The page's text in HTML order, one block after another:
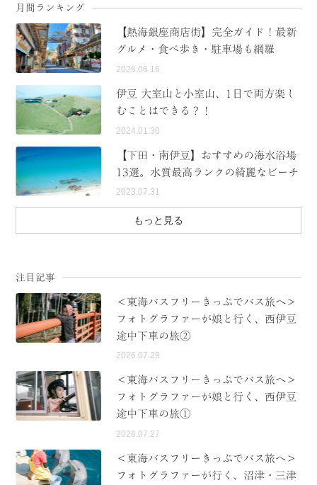
月間ランキング
【熱海銀座商店街】完全ガイド！最新
グルメ・食べ歩き・駐車場も網羅
2026.06.16
伊豆 大室山と小室山、1日で両方楽し
むことはできる？！
2024.01.30
【下田・南伊豆】おすすめの海水浴場
13選。水質最高ランクの綺麗なビーチ
2023.07.31
もっと見る
注目記事
＜東海バスフリーきっぷでバス旅へ＞
フォトグラファーが娘と行く、西伊豆
途中下車の旅②
2026.07.29
＜東海バスフリーきっぷでバス旅へ＞
フォトグラファーが娘と行く、西伊豆
途中下車の旅①
2026.07.27
＜東海バスフリーきっぷでバス旅へ＞
フォトグラファーが行く、沼津・三津